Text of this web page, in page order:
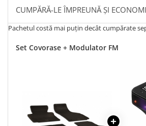
CUMPĂRĂ-LE ÎMPREUNĂ ȘI
Pachetul costă mai puțin decât cumpărate
Set Covorase + Modulator FM